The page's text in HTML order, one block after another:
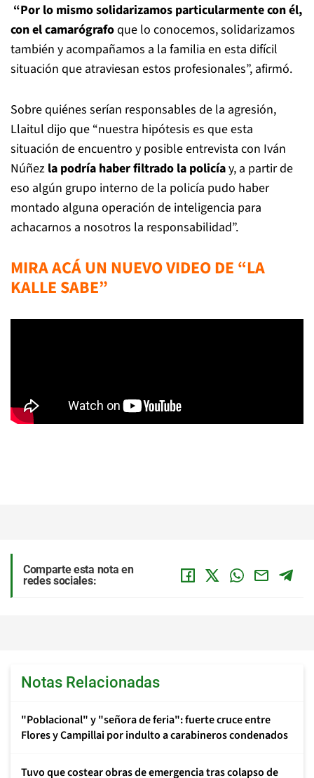
“Por lo mismo solidarizamos particularmente con él,
con el camarógrafoque lo conocemos, solidarizamos
también y acompañamos a la familia en esta difícil
situación que atraviesan estos profesionales”, afirmó.
Sobre quiénes serían responsables de la agresión,
Llaitul dijo que “nuestra hipótesis es que esta
situación de encuentro y posible entrevista con Iván
Núñez la podría haber filtrado la policíay, a partir de
eso algún grupo interno de la policía pudo haber
montado alguna operación de inteligencia para
achacarnos a nosotros la responsabilidad”.
MIRA ACÁ UN NUEVO VIDEO DE “LA
KALLE SABE”
Comparte esta nota en
redes sociales:
Notas Relacionadas
"Poblacional" y "señora de feria": fuerte cruce entre
Flores y Campillai por indulto a carabineros condenados
Tuvo que costear obras de emergencia tras colapso de